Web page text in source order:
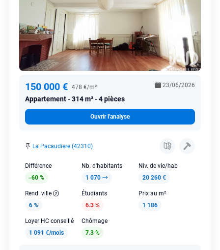
150 000 € 478 €/m²
Appartement 314 m² - 4 pièces
23/06/2026
Ouvrir l'analyse
La Pacaudiere (42310)
Différence
-60 %
Nb. d'habitants
1 070
Niv. de vie/hab
20 260 €
Rend. ville
6 %
Étudiants
6.3 %
Prix au m²
1 186
Loyer HC conseillé
1 091 €/mois
Chômage
7.3 %